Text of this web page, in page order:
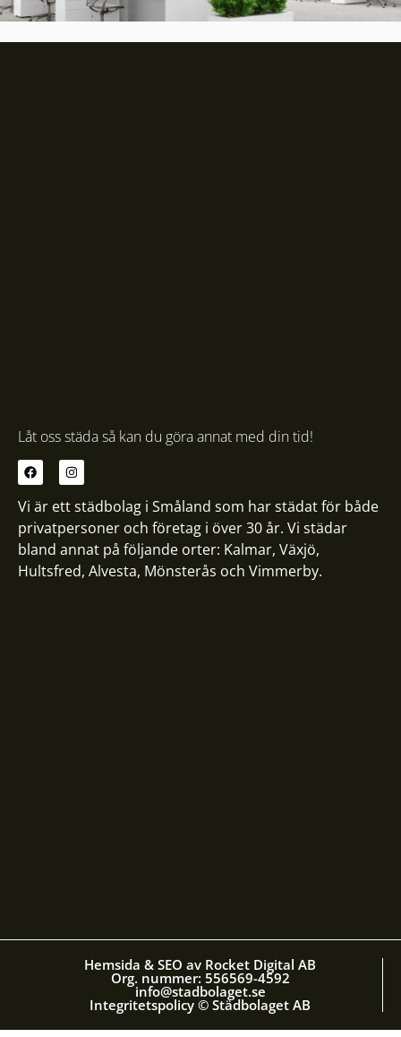
Låt oss städa så kan du göra annat med din tid!
Vi är ett städbolag i Småland som har städat för både
privatpersoner och företag i över 30 år. Vi städar
bland annat på följande orter: Kalmar, Växjö,
Hultsfred, Alvesta, Mönsterås och Vimmerby.
Hemsida & SEO av Rocket Digital AB
Org. nummer: 556569-4592
info@stadbolaget.se
Integritetspolicy © Städbolaget AB